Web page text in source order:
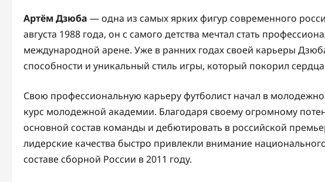
Артём Дзюба — одна из самых ярких фигур современного
августа 1988 года, он с самого детства мечтал стать
международной арене. Уже в ранних годах своей карьеры
способности и уникальный стиль игры, который покорил
Свою профессиональную карьеру футболист начал в
курс молодежной академии. Благодаря своему огромному
основной состав команды и дебютировать в российской
лидерские качества быстро привлекли внимание
составе сборной России в 2011 году.